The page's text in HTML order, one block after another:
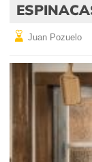
Juan Pozuelo